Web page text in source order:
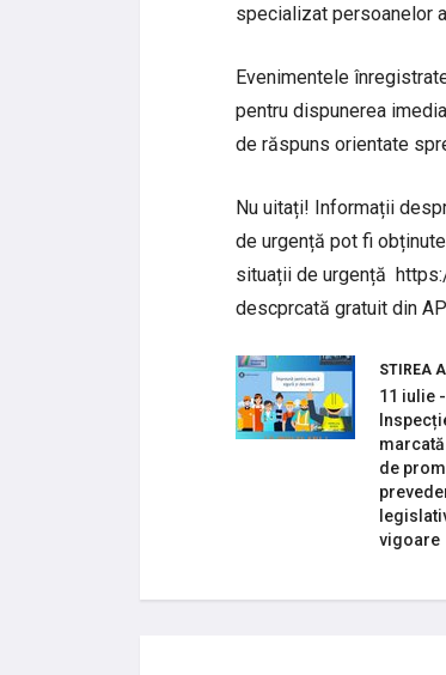
specializat persoanelor
Evenimentele
pentru dispunerea
de răspuns orientate
Nu uitați! Informații
de urgență pot fi
situații de urgență
descprcată gratuit din
STIREA
11 iulie
de
vigoare